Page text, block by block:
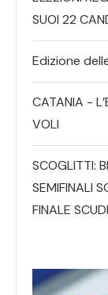
SUOI 22
Edizione
CATANIA -
VOLI
SCOGLITTI:
SEMIFINALI
FINALE